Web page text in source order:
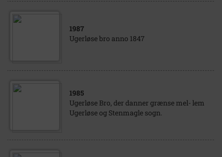
1987
Ugerløse bro anno 1847
1985
Ugerløse Bro, der danner grænse mel- lem
Ugerløse og Stenmagle sogn.